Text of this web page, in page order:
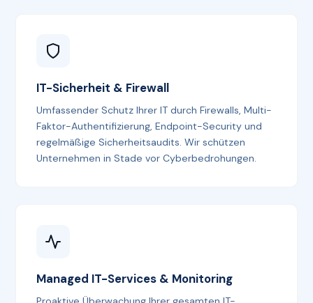
IT-Sicherheit & Firewall
Umfassender Schutz Ihrer IT durch Firewalls, Multi-
Faktor-Authentifizierung, Endpoint-Security und
regelmäßige Sicherheitsaudits. Wir schützen
Unternehmen in Stade vor Cyberbedrohungen.
Managed IT-Services & Monitoring